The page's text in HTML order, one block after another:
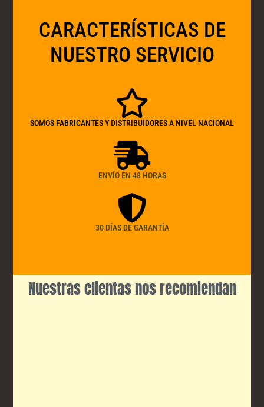
CARACTERÍSTICAS DE
NUESTRO SERVICIO
SOMOS FABRICANTES Y DISTRIBUIDORES A NIVEL NACIONAL
ENVÍO EN 48 HORAS
30 DÍAS DE GARANTÍA
Nuestras clientas nos recomiendan